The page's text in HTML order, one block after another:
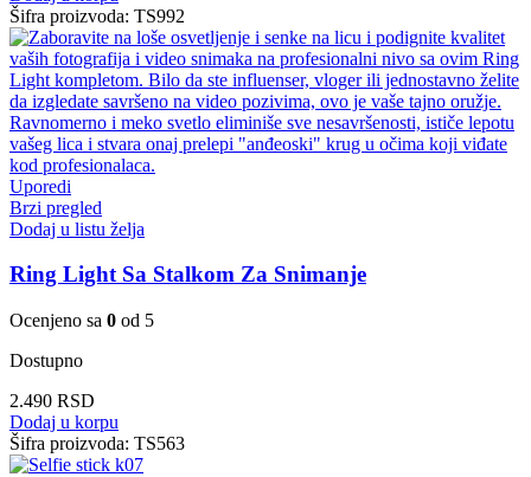
Šifra proizvoda: TS992
Uporedi
Brzi pregled
Dodaj u listu želja
Ring Light Sa Stalkom Za Snimanje
Ocenjeno sa 0 od 5
Dostupno
2.490 RSD
Dodaj u korpu
Šifra proizvoda: TS563